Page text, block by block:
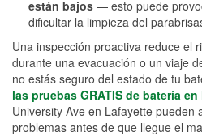
están bajos — esto puede
dificultar la limpieza del
Una inspección proactiva reduce el
durante una evacuación o un viaje
no estás seguro del estado de tu
las pruebas GRATIS de batería
University Ave en Lafayette pueden
problemas antes de que llegue el